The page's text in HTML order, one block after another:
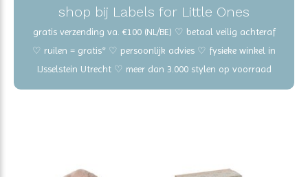
shop bij Labels for Little Ones
gratis verzending va. €100 (NL/BE) ♡ betaal veilig achteraf
♡ ruilen = gratis* ♡ persoonlijk advies ♡ fysieke winkel in
IJsselstein Utrecht ♡ meer dan 3.000 stylen op voorraad